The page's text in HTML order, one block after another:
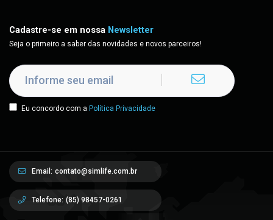
Cadastre-se em nossa Newsletter
Seja o primeiro a saber das novidades e novos parceiros!
Eu concordo com a Política Privacidade
Email: contato@simlife.com.br
Telefone: (85) 98457-0261